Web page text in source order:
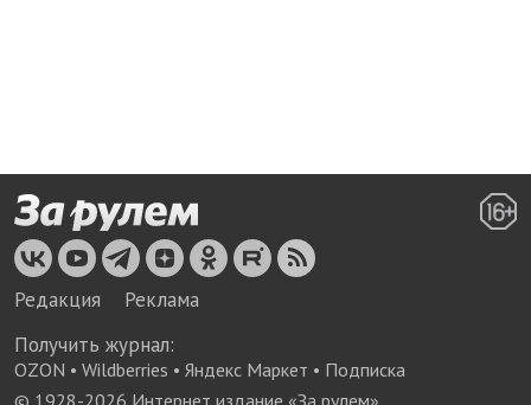
Редакция
Реклама
Получить журнал:
OZON • Wildberries • Яндекс Маркет • Подписка
© 1928-2026 Интернет издание «За рулем»